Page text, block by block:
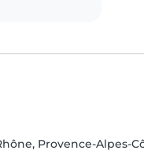
Provence-Alpes-